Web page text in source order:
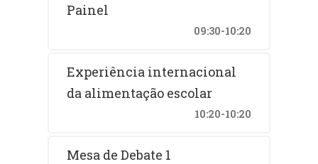
Painel
09:30-10:20
Experiência internacional
da alimentação escolar
10:20-10:20
Mesa de Debate 1